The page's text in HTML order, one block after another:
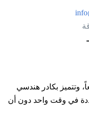
بكادر هندسي
في وقت واحد دون أن